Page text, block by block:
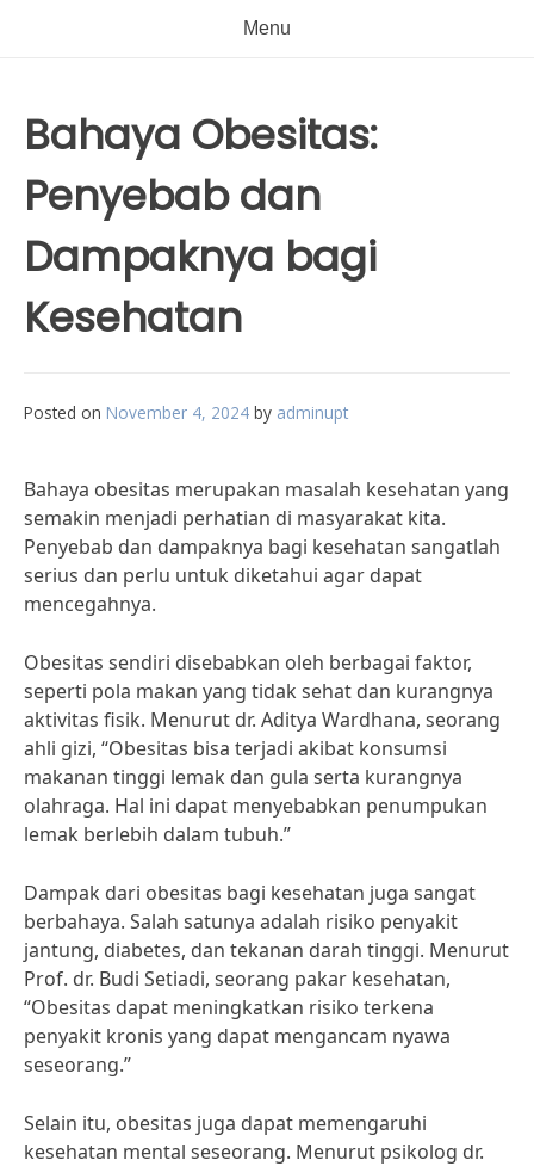
Menu
Bahaya Obesitas:
Penyebab dan
Dampaknya bagi
Kesehatan
Posted on November 4, 2024 by adminupt
Bahaya obesitas merupakan masalah kesehatan yang
semakin menjadi perhatian di masyarakat kita.
Penyebab dan dampaknya bagi kesehatan sangatlah
serius dan perlu untuk diketahui agar dapat
mencegahnya.
Obesitas sendiri disebabkan oleh berbagai faktor,
seperti pola makan yang tidak sehat dan kurangnya
aktivitas fisik. Menurut dr. Aditya Wardhana, seorang
ahli gizi, “Obesitas bisa terjadi akibat konsumsi
makanan tinggi lemak dan gula serta kurangnya
olahraga. Hal ini dapat menyebabkan penumpukan
lemak berlebih dalam tubuh.”
Dampak dari obesitas bagi kesehatan juga sangat
berbahaya. Salah satunya adalah risiko penyakit
jantung, diabetes, dan tekanan darah tinggi. Menurut
Prof. dr. Budi Setiadi, seorang pakar kesehatan,
“Obesitas dapat meningkatkan risiko terkena
penyakit kronis yang dapat mengancam nyawa
seseorang.”
Selain itu, obesitas juga dapat memengaruhi
kesehatan mental seseorang. Menurut psikolog dr.